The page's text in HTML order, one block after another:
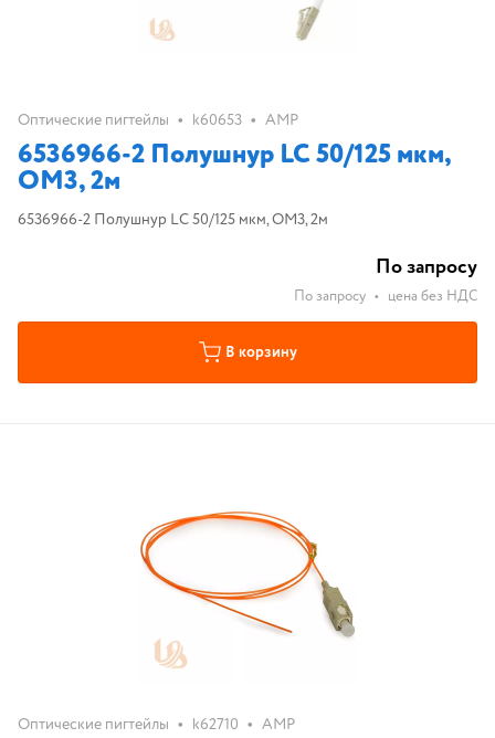
Оптические пигтейлы • k60653 • AMP
6536966-2 Полушнур LC 50/125 мкм,
ОМ3, 2м
6536966-2 Полушнур LC 50/125 мкм, ОМ3, 2м
По запросу
По запросу • цена без НДС
В корзину
Оптические пигтейлы • k62710 • AMP